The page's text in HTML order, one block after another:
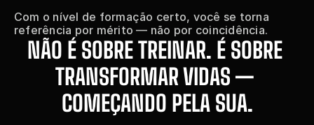
Com o nível de formação certo, você se torna
referência por mérito — não por coincidência.
NÃO É SOBRE TREINAR. É SOBRE
TRANSFORMAR VIDAS —
COMEÇANDO PELA SUA.